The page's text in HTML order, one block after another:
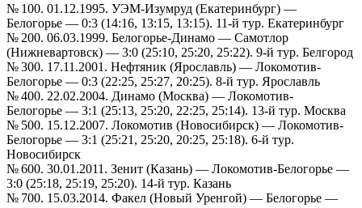
№ 100. 01.12.1995. УЭМ-Изумруд (Екатеринбург) —
Белогорье — 0:3 (14:16, 13:15, 13:15). 11-й тур. Екатеринбург
№ 200. 06.03.1999. Белогорье-Динамо — Самотлор
(Нижневартовск) — 3:0 (25:10, 25:20, 25:22). 9-й тур. Белгород
№ 300. 17.11.2001 . Нефтяник (Ярославль) — Локомотив-
Белогорье — 0:3 (22:25, 25:27, 20:25). 8-й тур. Ярославль
№ 400. 22.02.2004. Динамо (Москва) — Локомотив-
Белогорье — 3:1 (25:13, 25:20, 22:25, 25:14). 13-й тур. Москва
№ 500. 15.12.2007. Локомотив (Новосибирск) — Локомотив-
Белогорье — 3:1 (25:21, 25:20, 20:25, 25:18). 6-й тур.
Новосибирск
№ 600. 30.01.2011 . Зенит (Казань) — Локомотив-Белогорье —
3:0 (25:18, 25:19, 25:20). 14-й тур. Казань
№ 700. 15.03.2014. Факел (Новый Уренгой) — Белогорье —